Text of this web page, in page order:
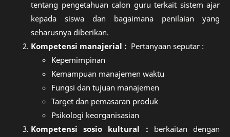
tentang pengetahuan calon guru terkait sistem ajar
kepada siswa dan bagaimana penilaian yang
seharusnya diberikan.
Kompetensi manajerial : Pertanyaan seputar :
Kepemimpinan
Kemampuan manajemen waktu
Fungsi dan tujuan manajemen
Target dan pemasaran produk
Psikologi keorganisasian
Kompetensi sosio kultural : berkaitan dengan